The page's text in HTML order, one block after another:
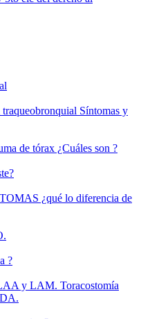
Síntomas y
de tórax ¿Cuáles son ?
¿qué lo diferencia de
?
y LAM. Toracostomía